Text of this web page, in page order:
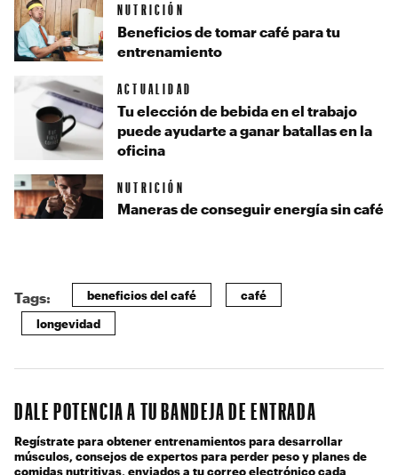
NUTRICIÓN
Beneficios de tomar café para tu
entrenamiento
ACTUALIDAD
Tu elección de bebida en el trabajo
puede ayudarte a ganar batallas en la
oficina
NUTRICIÓN
Maneras de conseguir energía sin café
Tags: beneficios del café café
longevidad
DALE POTENCIA A TU BANDEJA DE ENTRADA
Regístrate para obtener entrenamientos para desarrollar
músculos, consejos de expertos para perder peso y planes de
comidas nutritivas, enviados a tu correo electrónico cada